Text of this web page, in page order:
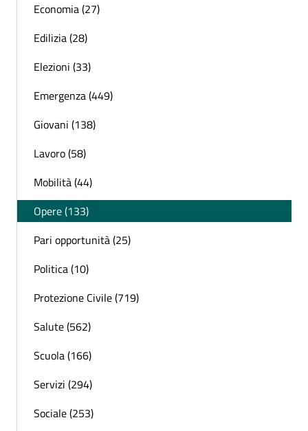
Economia (27)
Edilizia (28)
Elezioni (33)
Emergenza (449)
Giovani (138)
Lavoro (58)
Mobilità (44)
Opere (133)
Pari opportunità (25)
Politica (10)
Protezione Civile (719)
Salute (562)
Scuola (166)
Servizi (294)
Sociale (253)